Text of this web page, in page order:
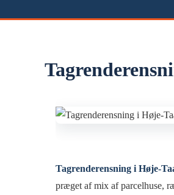
Tagrenderensning i Høje-
præget af mix af parcelhuse,